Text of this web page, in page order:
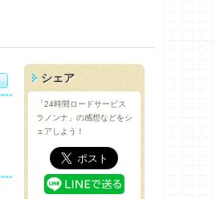
シェア
「24時間ロードサービス
ラノンナ」の感想などをシ
ェアしよう！